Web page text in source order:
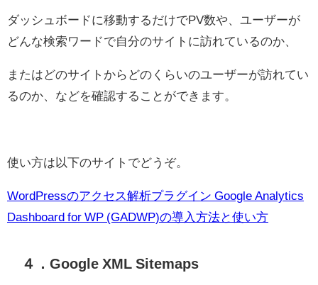
ダッシュボードに移動するだけでPV数や、ユーザーが
どんな検索ワードで自分のサイトに訪れているのか、
またはどのサイトからどのくらいのユーザーが訪れてい
るのか、などを確認することができます。
使い方は以下のサイトでどうぞ。
WordPressのアクセス解析プラグイン Google Analytics
Dashboard for WP (GADWP)の導入方法と使い方
４．Google XML Sitemaps